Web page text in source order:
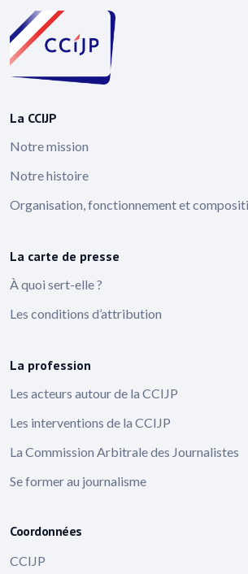
La CCIJP
Notre mission
Notre histoire
Organisation, fonctionnement et
La carte de presse
À quoi sert-elle ?
Les conditions d’attribution
La profession
Les acteurs autour de la CCIJP
Les interventions de la CCIJP
La Commission Arbitrale des Journalistes
Se former au journalisme
Coordonnées
CCIJP